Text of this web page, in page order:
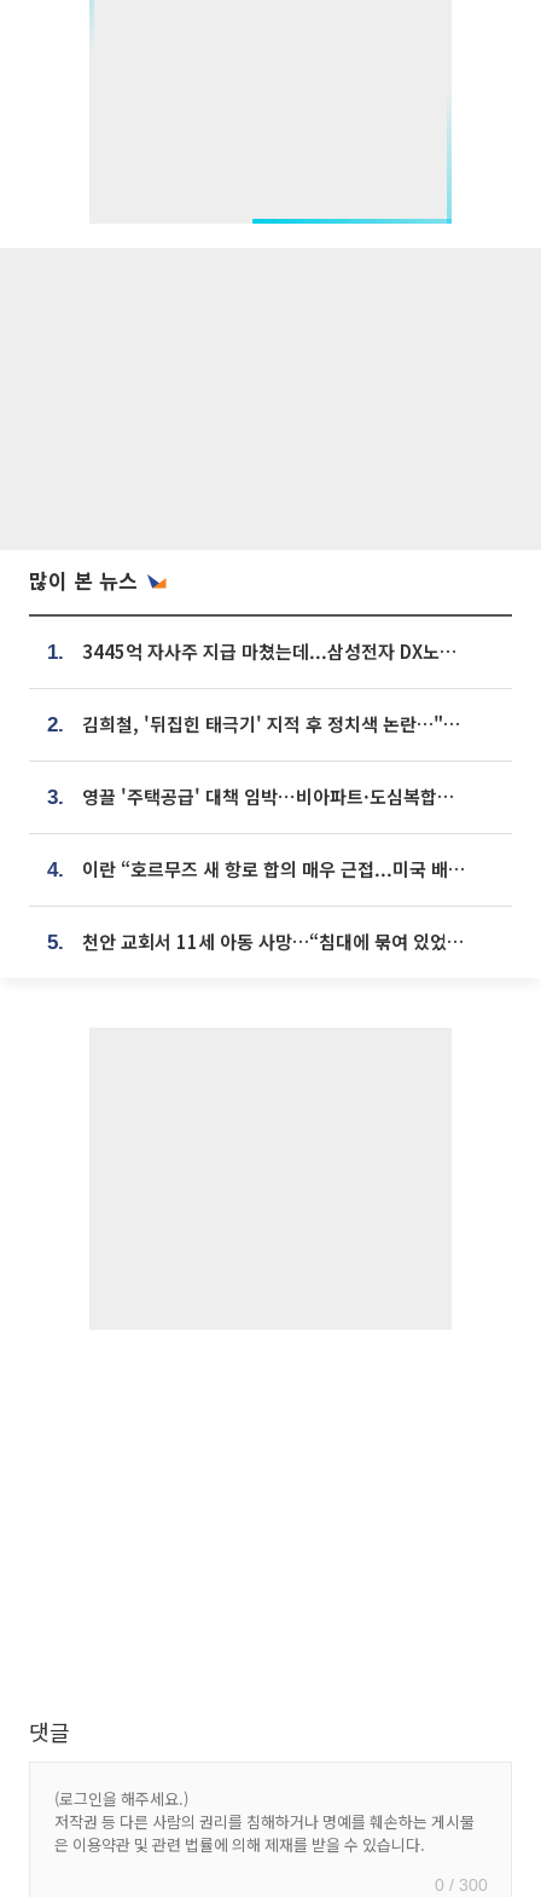
많이 본 뉴스
1. 3445억 자사주 지급 마쳤는데...삼성전자 DX노조, 뒤늦은 '떼쓰기 집회'
2. 김희철, '뒤집힌 태극기' 지적 후 정치색 논란…"좌우 떠나 우리나라 국기"
3. 영끌 '주택공급' 대책 임박⋯비아파트·도심복합까지 총동원
4. 이란 “호르무즈 새 항로 합의 매우 근접...미국 배상 먼저”
5. 천안 교회서 11세 아동 사망…“침대에 묶여 있었다” 진술 확보
댓글
0 / 300